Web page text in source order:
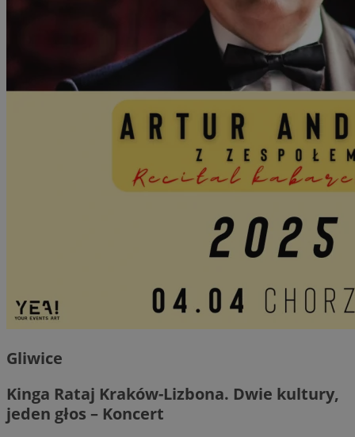
Gliwice
Kinga Rataj Kraków-Lizbona. Dwie kultury,
jeden głos – Koncert